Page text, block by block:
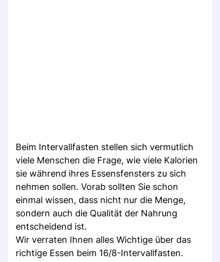
Beim Intervallfasten stellen sich vermutlich
viele Menschen die Frage, wie viele Kalorien
sie während ihres Essensfensters zu sich
nehmen sollen. Vorab sollten Sie schon
einmal wissen, dass nicht nur die Menge,
sondern auch die Qualität der Nahrung
entscheidend ist.
Wir verraten Ihnen alles Wichtige über das
richtige Essen beim 16/8-Intervallfasten.